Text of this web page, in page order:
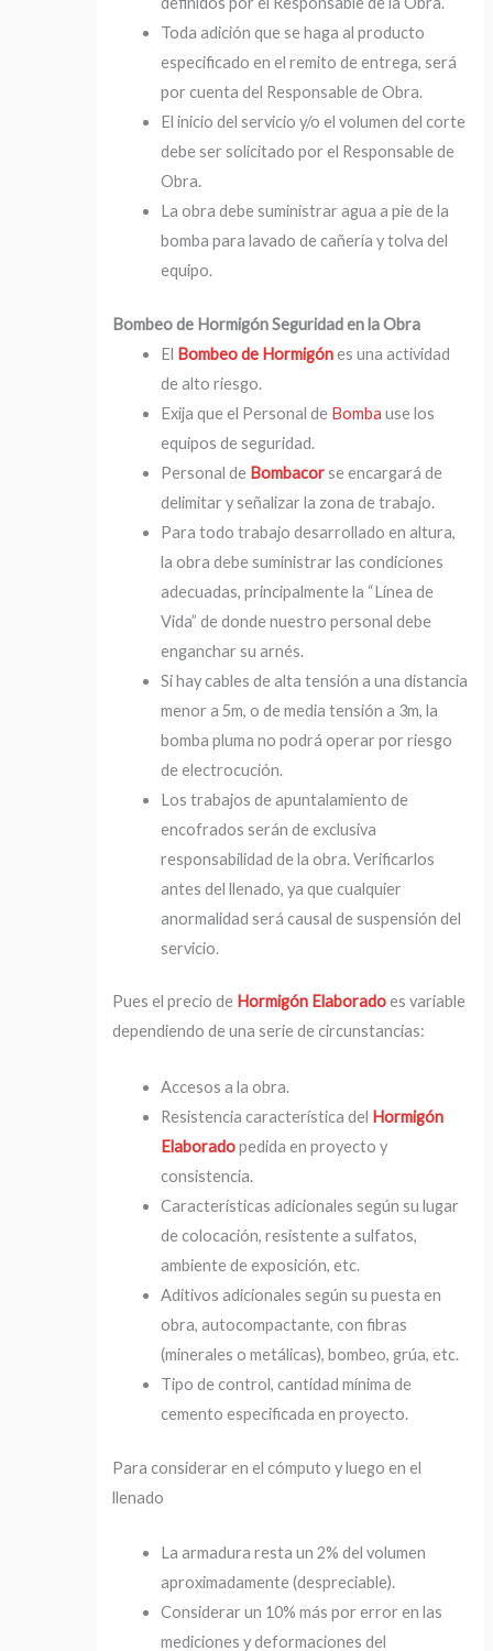
Toda adición que se haga al producto
especificado en el remito de entrega, será
por cuenta del Responsable de Obra.
El inicio del servicio y/o el volumen del corte
debe ser solicitado por el Responsable de
Obra.
La obra debe suministrar agua a pie de la
bomba para lavado de cañería y tolva del
equipo.
Bombeo de Hormigón Seguridad en la Obra
El Bombeo de Hormigónes una actividad
de alto riesgo.
Exija que el Personal de Bomba use los
equipos de seguridad.
Personal de Bombacorse encargará de
delimitar y señalizar la zona de trabajo.
Para todo trabajo desarrollado en altura,
la obra debe suministrar las condiciones
adecuadas, principalmente la “Línea de
Vida” de donde nuestro personal debe
enganchar su arnés.
Si hay cables de alta tensión a una distancia
menor a 5m, o de media tensión a 3m, la
bomba pluma no podrá operar por riesgo
de electrocución.
Los trabajos de apuntalamiento de
encofrados serán de exclusiva
responsabilidad de la obra. Verificarlos
antes del llenado, ya que cualquier
anormalidad será causal de suspensión del
servicio.
Pues el precio de Hormigón Elaboradoes variable
dependiendo de una serie de circunstancias:
Accesos a la obra.
Resistencia característica del Hormigón
Elaboradopedida en proyecto y
consistencia.
Características adicionales según su lugar
de colocación, resistente a sulfatos,
ambiente de exposición, etc.
Aditivos adicionales según su puesta en
obra, autocompactante, con fibras
(minerales o metálicas), bombeo, grúa, etc.
Tipo de control, cantidad mínima de
cemento especificada en proyecto.
Para considerar en el cómputo y luego en el
llenado
La armadura resta un 2% del volumen
aproximadamente (despreciable).
Considerar un 10% más por error en las
mediciones y deformaciones del